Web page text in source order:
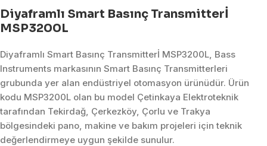
Diyaframlı Smart Basınç Transmitterİ
MSP3200L
Diyaframlı Smart Basınç Transmitterİ MSP3200L, Bass
Instruments markasının Smart Basınç Transmitterleri
grubunda yer alan endüstriyel otomasyon ürünüdür. Ürün
kodu MSP3200L olan bu model Çetinkaya Elektroteknik
tarafından Tekirdağ, Çerkezköy, Çorlu ve Trakya
bölgesindeki pano, makine ve bakım projeleri için teknik
değerlendirmeye uygun şekilde sunulur.